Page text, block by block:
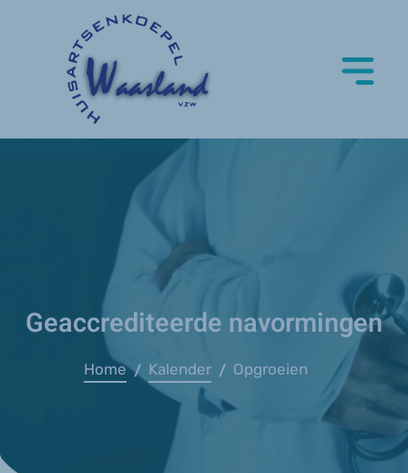
Geaccrediteerde navormingen
Home / Kalender / Opgroeien